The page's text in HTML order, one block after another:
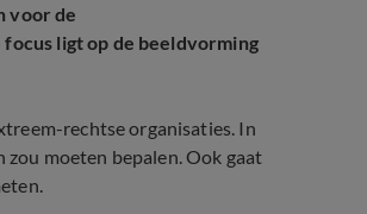
voor de
ligt op de beeldvorming
rechtse organisaties. In
zou moeten bepalen. Ook gaat